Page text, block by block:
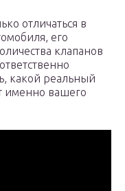
отличаться в
его
клапанов
какой реальный
именно вашего